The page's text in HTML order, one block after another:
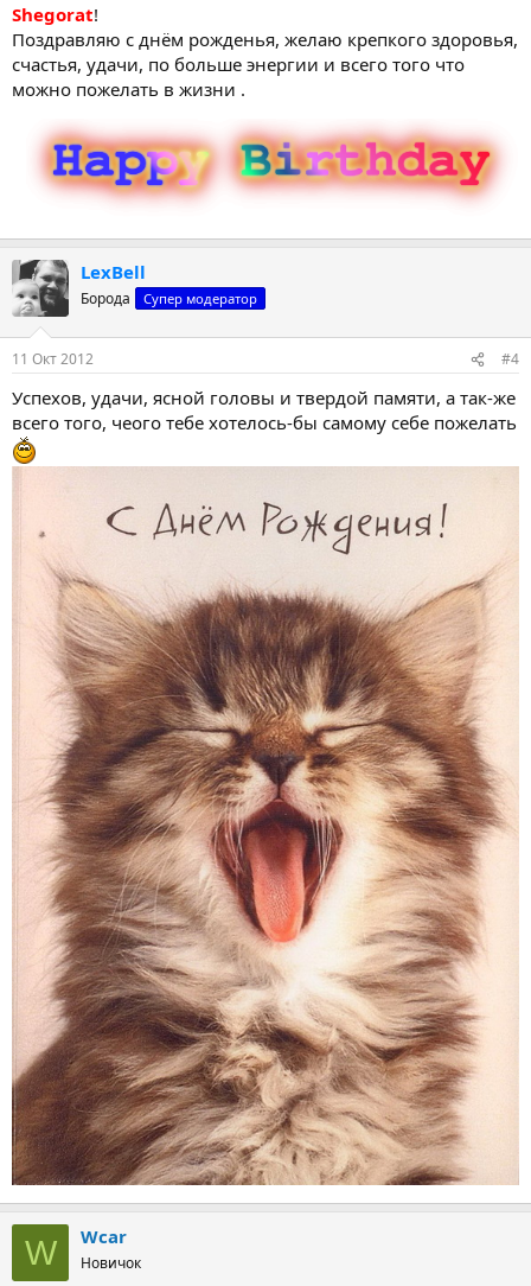
Shegorat!
Поздравляю с днём рожденья, желаю крепкого здоровья,
счастья, удачи, по больше энергии и всего того что
можно пожелать в жизни .
LexBell
Борода Супер модератор
11 Окт 2012 #4
Успехов, удачи, ясной головы и твердой памяти, а так-же
всего того, чеого тебе хотелось-бы самому себе пожелать
W Wcar
Новичок